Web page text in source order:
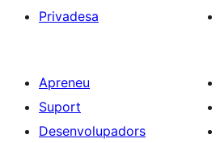
Privadesa
Apreneu
Suport
Desenvolupadors